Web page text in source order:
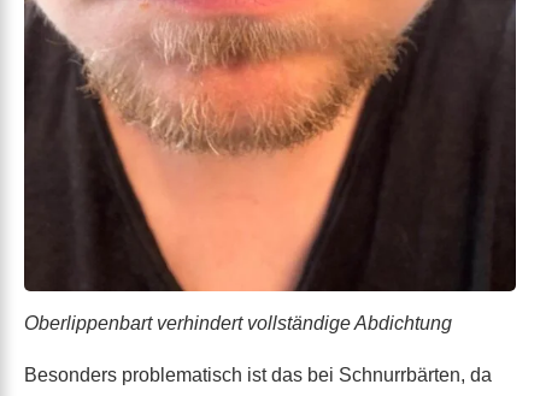
Oberlippenbart verhindert vollständige Abdichtung
Besonders problematisch ist das bei Schnurrbärten, da